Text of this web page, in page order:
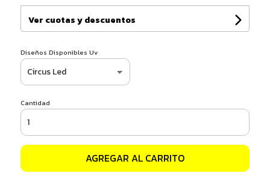
Ver cuotas y descuentos
Diseños Disponibles Uv
Cantidad
AGREGAR AL CARRITO